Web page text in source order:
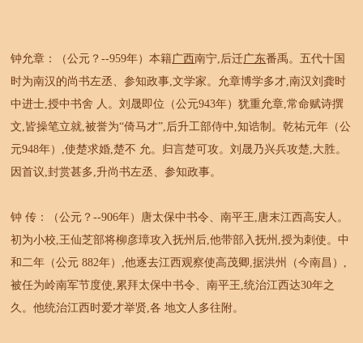
钟允章：（公元？--959年）本籍广西南宁,后迁广东番禹。五代十国
时为南汉的尚书左丞、参知政事,文学家。允章博学多才,南汉刘龚时
中进士,授中书舍 人。刘晟即位（公元943年）犹重允章,常命赋诗撰
文,皆操笔立就,被誉为“倚马才”,后升工部侍中,知诰制。乾祐元年（公
元948年）,使楚求婚,楚不 允。归言楚可攻。刘晟乃兴兵攻楚,大胜。
因首议,封赏甚多,升尚书左丞、参知政事。
钟 传：（公元？--906年）唐太保中书令、南平王,唐末江西高安人。
初为小校,王仙芝部将柳彦璋攻入抚州后,他带部入抚州,授为刺使。中
和二年（公元 882年）,他逐去江西观察使高茂卿,据洪州（今南昌）,
被任为岭南军节度使,累拜太保中书令、南平王,统治江西达30年之
久。他统治江西时爱才举贤,各 地文人多往附。